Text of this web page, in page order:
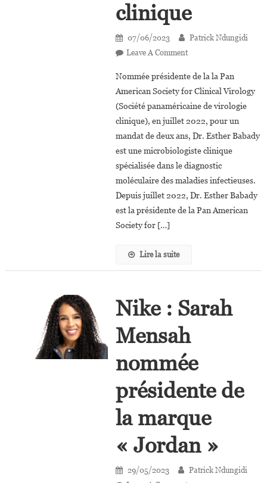
clinique
07/06/2023
Patrick Ndungidi
Leave A CommentOn
Esther
Babady,
La
Congolaise
D’origine
Qui
Préside
La
Panaméricaine
Nommée présidente de la la Pan
American Society for Clinical Virology
(Société panaméricaine de virologie
clinique), en juillet 2022, pour un
mandat de deux ans, Dr. Esther Babady
est une microbiologiste clinique
spécialisée dans le diagnostic
moléculaire des maladies infectieuses.
Depuis juillet 2022, Dr. Esther Babady
est la présidente de la Pan American
Society for […]
Lire la suite
Nike : Sarah
Mensah
nommée
présidente de
la marque
« Jordan »
29/05/2023
Patrick Ndungidi